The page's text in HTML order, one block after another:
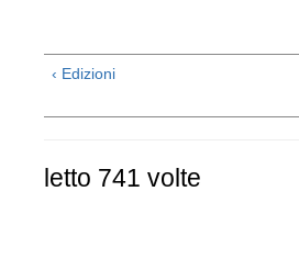
‹ Edizioni
letto 741 volte